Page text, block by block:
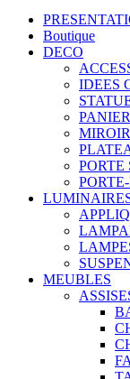
Boutique
DECO
IDEES
PORTE
MEUBLES